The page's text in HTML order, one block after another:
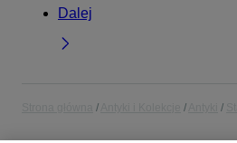
Dalej